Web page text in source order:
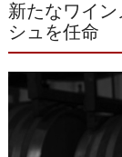
新たなワイ
シュを任命